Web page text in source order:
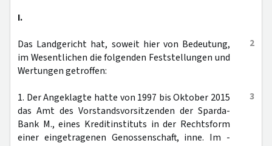
I.
2
Das Landgericht hat, soweit hier von Bedeutung,
im Wesentlichen die folgenden Feststellungen und
Wertungen getroffen:
3
1. Der Angeklagte hatte von 1997 bis Oktober 2015
das Amt des Vorstandsvorsitzenden der Sparda-
Bank M., eines Kreditinstituts in der Rechtsform
einer eingetragenen Genossenschaft, inne. Im -